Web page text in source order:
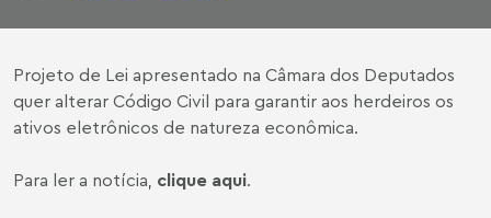
Projeto de Lei apresentado na Câmara dos Deputados
quer alterar Código Civil para garantir aos herdeiros os
ativos eletrônicos de natureza econômica.
Para ler a notícia, clique aqui.